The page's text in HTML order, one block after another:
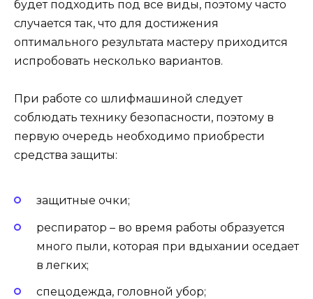
будет подходить под все виды, поэтому часто
случается так, что для достижения
оптимального результата мастеру приходится
испробовать несколько вариантов.
При работе со шлифмашиной следует
соблюдать технику безопасности, поэтому в
первую очередь необходимо приобрести
средства защиты:
защитные очки;
респиратор – во время работы образуется
много пыли, которая при вдыхании оседает
в легких;
спецодежда, головной убор;